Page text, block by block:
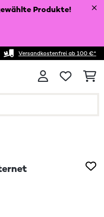
Produkte!
Versandkostenfrei ab 100 €*